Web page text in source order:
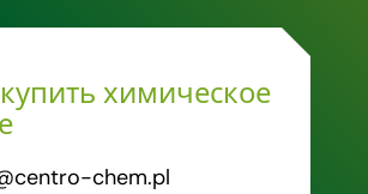
химическое
chem.pl